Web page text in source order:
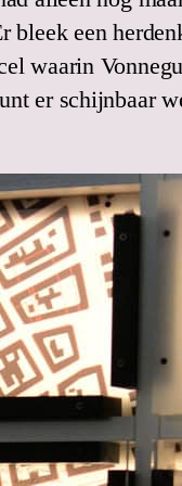
een
waarin
er schijnbaar